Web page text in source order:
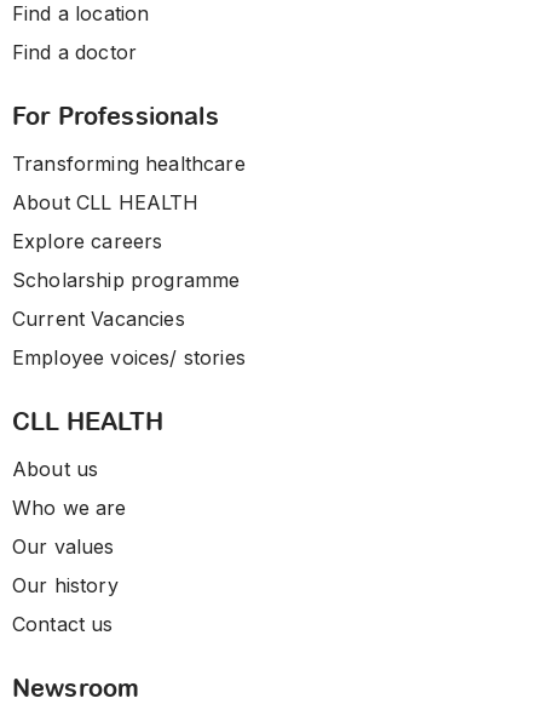
Find a location
Find a doctor
For Professionals
Transforming healthcare
About CLL HEALTH
Explore careers
Scholarship programme
Current Vacancies
Employee voices/ stories
CLL HEALTH
About us
Who we are
Our values
Our history
Contact us
Newsroom